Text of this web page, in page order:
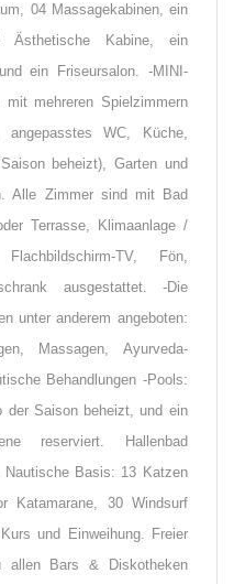
04 Massagekabinen, ein
Ästhetische Kabine, ein
ein Friseursalon. -MINI-
mehreren Spielzimmern
angepasstes WC, Küche,
beheizt), Garten und
Alle Zimmer sind mit Bad
Terrasse, Klimaanlage /
TV, Fön,
ausgestattet. -Die
unter anderem angeboten:
Massagen, Ayurveda-
Behandlungen -Pools:
der Saison beheizt, und ein
reserviert. Hallenbad
Basis: 13 Katzen
Katamarane, 30 Windsurf
und Einweihung. Freier
allen Bars & Diskotheken